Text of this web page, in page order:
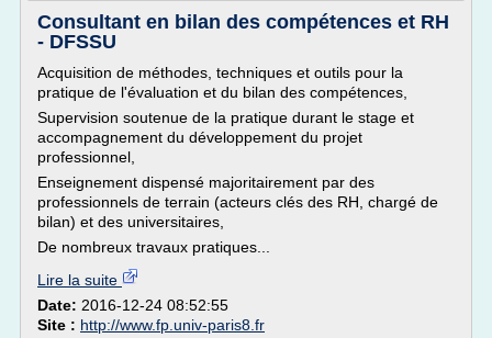
Consultant en bilan des compétences et RH
- DFSSU
Acquisition de méthodes, techniques et outils pour la
pratique de l'évaluation et du bilan des compétences,
Supervision soutenue de la pratique durant le stage et
accompagnement du développement du projet
professionnel,
Enseignement dispensé majoritairement par des
professionnels de terrain (acteurs clés des RH, chargé de
bilan) et des universitaires,
De nombreux travaux pratiques...
Lire la suite
Date: 2016-12-24 08:52:55
Site : http://www.fp.univ-paris8.fr